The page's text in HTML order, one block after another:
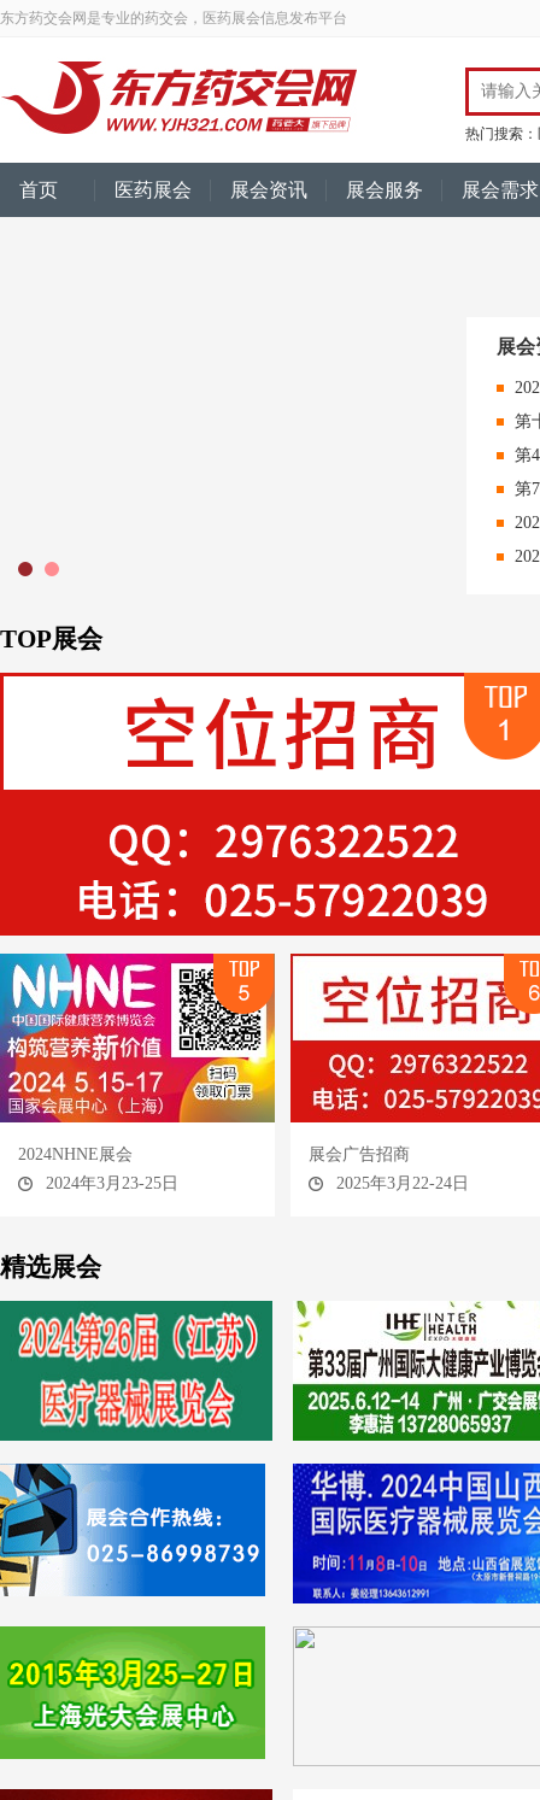
东方药交会网是专业的药交会，医药展会信息发布平台
热门搜索：
首页 医药展会 展会资讯 展会服务 展会需求
展
第
TOP展会
2024NHNE展会
2024年3月23-25日
展会广告招商
2025年3月22-24日
精选展会